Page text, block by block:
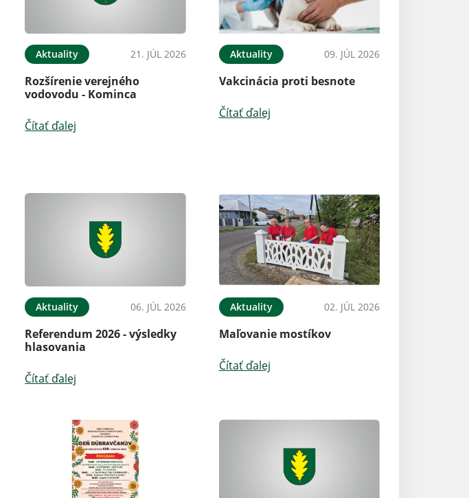
Aktuality 21. JÚL 2026
Rozšírenie verejného
vodovodu - Kominca
Čítať ďalej
Aktuality 09. JÚL 2026
Vakcinácia proti besnote
Čítať ďalej
Aktuality 06. JÚL 2026
Referendum 2026 - výsledky
hlasovania
Čítať ďalej
Aktuality 02. JÚL 2026
Maľovanie mostíkov
Čítať ďalej